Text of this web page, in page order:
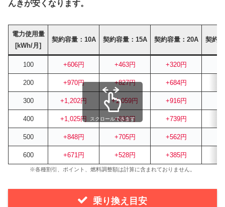
んきが安くなります。
電力使用量
[kWh/月]
契約容量：10A 契約容量：15A 契約容量：20A 契約
100 +606円 +463円 +320円
200 +970円 +827円 +684円
300 +1,202円 +1,059円 +916円
400 +1,025円 +882円 +739円
500 +848円 +705円 +562円
600 +671円 +528円 +385円
スクロールできます
※各種割引、ポイント、燃料調整額は計算に含まれておりません。
乗り換え目安